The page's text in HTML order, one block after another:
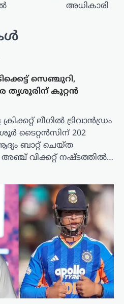
അധികാരി
സെഞ്ചുറി,
തൃശൂരിന് കൂറ്റൻ
ലീഗില്‍ ട്രിവാൻഡ്രം
ടൈറ്റൻസിന് 202
ബാറ്റ് ചെയ്ത
വിക്കറ്റ് നഷ്ടത്തിൽ…